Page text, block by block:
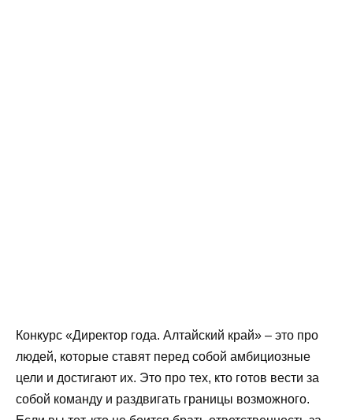
Конкурс «Директор года. Алтайский край» – это про
людей, которые ставят перед собой амбициозные
цели и достигают их. Это про тех, кто готов вести за
собой команду и раздвигать границы возможного.